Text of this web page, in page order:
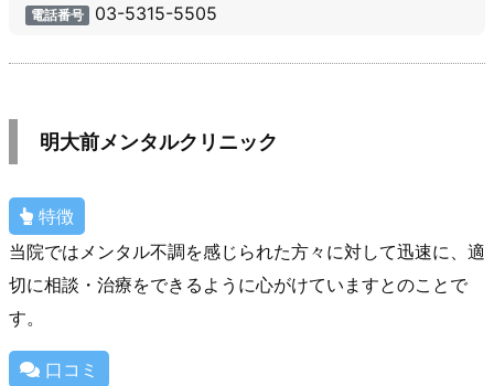
電話番号 03-5315-5505
明大前メンタルクリニック
特徴
当院ではメンタル不調を感じられた方々に対して迅速に、適
切に相談・治療をできるように心がけていますとのことで
す。
口コミ